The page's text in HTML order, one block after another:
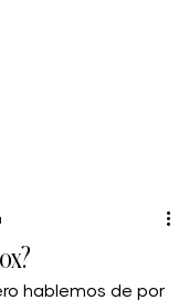
hablemos de por